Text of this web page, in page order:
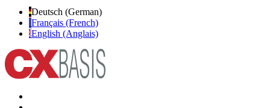
Deutsch (German)
Français (French)
English (Anglais)